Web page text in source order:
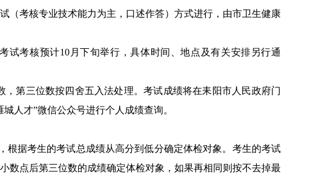
（考核专业技术能力为主，口述作答）方式进行，由市卫生健康
试考核预计10月下旬举行，具体时间、地点及有关安排另行通
，第三位数按四舍五入法处理。考试成绩将在耒阳市人民政府门
人才”微信公众号进行个人成绩查询。
根据考生的考试总成绩从高分到低分确定体检对象。考生的考试
数点后第三位数的成绩确定体检对象，如果再相同则按不去掉最